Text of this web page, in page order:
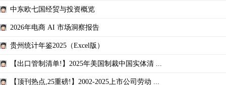
中东欧七国经贸与投资概览
2026年电商 AI 市场洞察报告
贵州统计年鉴2025（Excel版）
【出口管制清单!】2025年美国制裁中国实体清 ...
【顶刊热点,25重磅!】2002-2025上市公司劳动 ...